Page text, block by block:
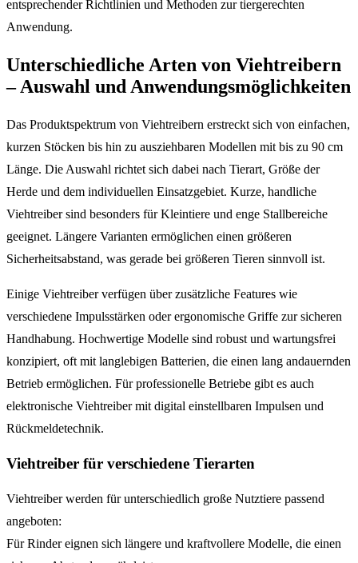
entsprechender Richtlinien und Methoden zur tiergerechten
Anwendung.
Unterschiedliche Arten von Viehtreibern
– Auswahl und Anwendungsmöglichkeiten
Das Produktspektrum von Viehtreibern erstreckt sich von einfachen,
kurzen Stöcken bis hin zu ausziehbaren Modellen mit bis zu 90 cm
Länge. Die Auswahl richtet sich dabei nach Tierart, Größe der
Herde und dem individuellen Einsatzgebiet. Kurze, handliche
Viehtreiber sind besonders für Kleintiere und enge Stallbereiche
geeignet. Längere Varianten ermöglichen einen größeren
Sicherheitsabstand, was gerade bei größeren Tieren sinnvoll ist.
Einige Viehtreiber verfügen über zusätzliche Features wie
verschiedene Impulsstärken oder ergonomische Griffe zur sicheren
Handhabung. Hochwertige Modelle sind robust und wartungsfrei
konzipiert, oft mit langlebigen Batterien, die einen lang andauernden
Betrieb ermöglichen. Für professionelle Betriebe gibt es auch
elektronische Viehtreiber mit digital einstellbaren Impulsen und
Rückmeldetechnik.
Viehtreiber für verschiedene Tierarten
Viehtreiber werden für unterschiedlich große Nutztiere passend
angeboten:
Für Rinder eignen sich längere und kraftvollere Modelle, die einen